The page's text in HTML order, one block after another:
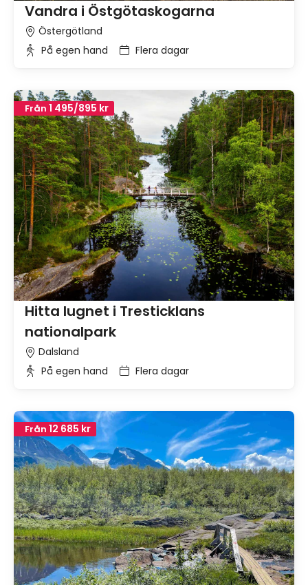
Vandra i Östgötaskogarna
Östergötland
På egen hand
Flera dagar
Hitta lugnet i Tresticklans
nationalpark
Dalsland
På egen hand
Flera dagar
Från 1 495/895 kr
Från 12 685 kr